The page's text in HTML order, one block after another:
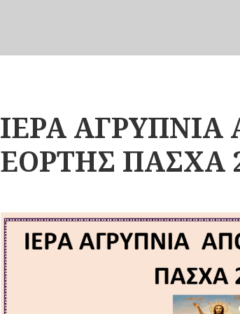
ΙΕΡΑ
ΕΟΡΤΗΣ ΠΑΣΧΑ